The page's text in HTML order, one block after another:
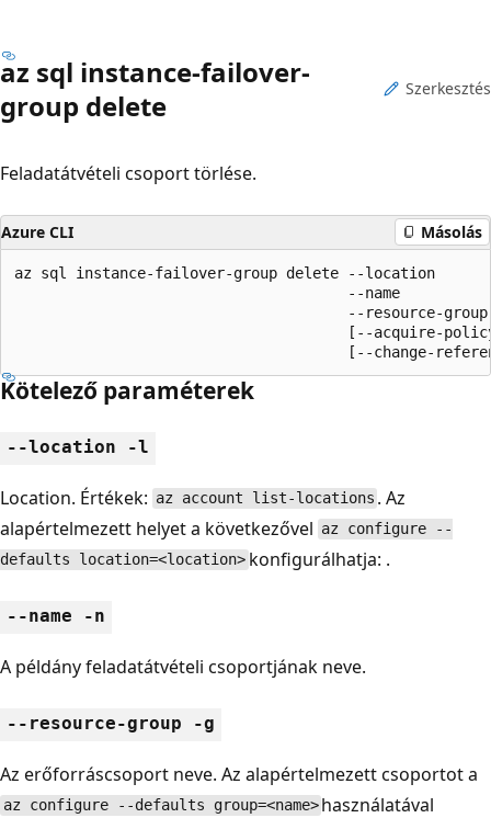
az sql instance-failover-
group delete
Szerkesztés
Feladatátvételi csoport törlése.
Azure CLI Másolás
az sql instance-failover-group delete --location
                                      --name
                                      --resource-group
[--acquire-
[--change-
Kötelező paraméterek
--location -l
Location. Értékek: az account list-locations . Az
alapértelmezett helyet a következővel az configure --
defaults location=<location> konfigurálhatja: .
--name -n
A példány feladatátvételi csoportjának neve.
--resource-group -g
Az erőforráscsoport neve. Az alapértelmezett csoportot a
az configure --defaults group=<name> használatával